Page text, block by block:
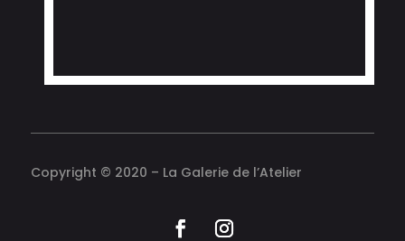
Copyright © 2020 – La Galerie de l’Atelier